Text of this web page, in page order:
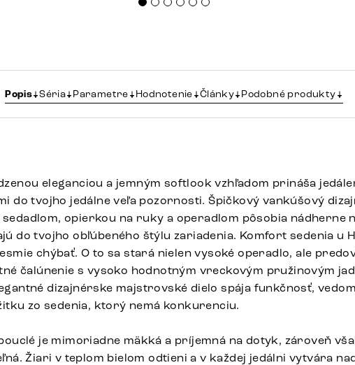
Popis Séria Parametre Hodnotenie Články Podobné produkty
eleganciou a jemným softlook vzhľadom prináša
do tvojho jedálne veľa pozornosti. Špičkový vankúšový
opierkou na ruky a operadlom pôsobia nádherne
do tvojho obľúbeného štýlu zariadenia. Komfort sedenia u
chýbať. O to sa stará nielen vysoké operadlo, ale
čalúnenie s vysoko hodnotným vreckovým pružinovým
dizajnérske majstrovské dielo spája funkčnosť,
zo sedenia, ktorý nemá konkurenciu.
je mimoriadne mäkká a príjemná na dotyk, zároveň
Žiari v teplom bielom odtieni a v každej jedálni vytvára